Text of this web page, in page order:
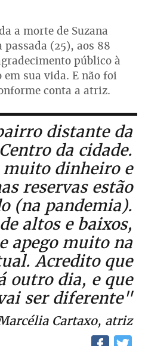
a morte de Suzana
(25), aos 88
público à
sua vida. E não foi
conta a atriz.
distante da
da cidade.
dinheiro e
reservas estão
(na pandemia).
altos e baixos,
apego muito na
Acredito que
outro dia, e que
ser diferente"
Cartaxo, atriz